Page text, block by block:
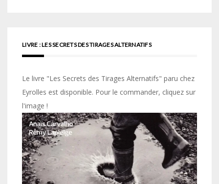
LIVRE : LES SECRETS DES TIRAGES ALTERNATIFS
Le livre "Les Secrets des Tirages Alternatifs" paru chez
Eyrolles est disponible. Pour le commander, cliquez sur
l'image !